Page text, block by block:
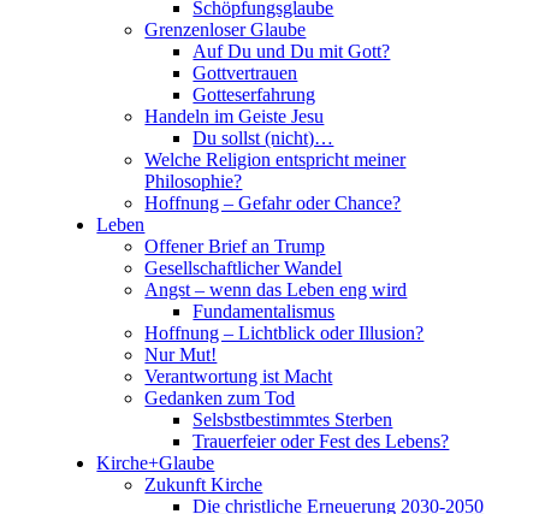
Schöpfungsglaube
Grenzenloser Glaube
Auf Du und Du mit Gott?
Gottvertrauen
Gotteserfahrung
Handeln im Geiste Jesu
Du sollst (nicht)…
Welche Religion entspricht meiner
Philosophie?
Hoffnung – Gefahr oder Chance?
Leben
Offener Brief an Trump
Gesellschaftlicher Wandel
Angst – wenn das Leben eng wird
Fundamentalismus
Hoffnung – Lichtblick oder Illusion?
Nur Mut!
Verantwortung ist Macht
Gedanken zum Tod
Selsbstbestimmtes Sterben
Trauerfeier oder Fest des Lebens?
Kirche+Glaube
Zukunft Kirche
Die christliche Erneuerung 2030-2050